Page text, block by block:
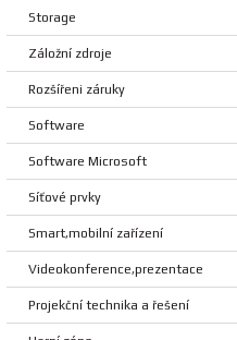
Storage
Záložní zdroje
Rozšířeni záruky
Software
Software Microsoft
Síťové prvky
Smart,mobilní zařízení
Videokonference,prezentace
Projekční technika a řešení